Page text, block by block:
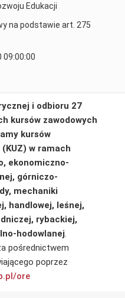
Edukacji
na podstawie art. 275
09:00:00
i odbioru 27
kursów zawodowych
kursów
w ramach
ekonomiczno-
górniczo-
mechaniki
handlowej, leśnej,
rybackiej,
hodowlanej.
pośrednictwem
poprzez
pl/ore